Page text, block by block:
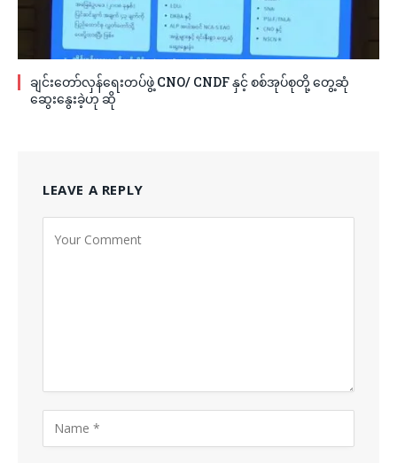
ချင်းတော်လှန်ရေးတပ်ဖွဲ့ CNO/ CNDF နှင့် စစ်အုပ်စုတို့ တွေ့ဆုံ
ဆွေးနွေးခဲ့ဟု ဆို
LEAVE A REPLY